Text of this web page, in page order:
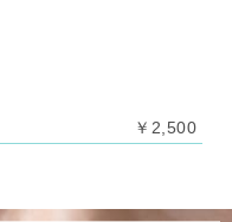
￥2,500